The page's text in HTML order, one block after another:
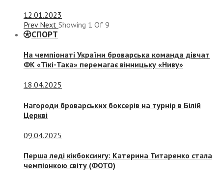
12.01.2023
Prev Next Showing 1 Of 9
СПОРТ
На чемпіонаті України броварська команда дівчат
ФК «Тікі-Така» перемагає вінницьку «Ниву»
18.04.2025
Нагороди броварських боксерів на турнір в Білій
Церкві
09.04.2025
Перша леді кікбоксингу: Катерина Титаренко стала
чемпіонкою світу (ФОТО)